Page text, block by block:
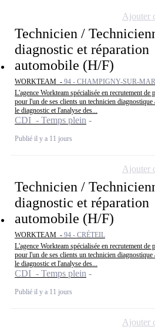
Technicien /
diagnostic et réparation
automobile (H/F)
WORKTEAM - 94 - CHAMPIGNY-SUR-
L'agence Workteam spécialisée en recrutement de
pour l'un de ses clients un technicien
le diagnostic et l'analyse des...
CDI - Temps plein
Publié il y a 11 jours
Ajouter
Technicien /
diagnostic et réparation
automobile (H/F)
WORKTEAM - 94 - CRÉTEIL
L'agence Workteam spécialisée en recrutement de
pour l'un de ses clients un technicien
le diagnostic et l'analyse des...
CDI - Temps plein
Publié il y a 11 jours
Ajouter
Ajouter